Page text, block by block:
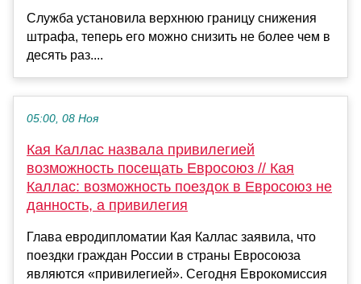
Служба установила верхнюю границу снижения
штрафа, теперь его можно снизить не более чем в
десять раз....
05:00, 08 Ноя
Кая Каллас назвала привилегией
возможность посещать Евросоюз // Кая
Каллас: возможность поездок в Евросоюз не
данность, а привилегия
Глава евродипломатии Кая Каллас заявила, что
поездки граждан России в страны Евросоюза
являются «привилегией». Сегодня Еврокомиссия